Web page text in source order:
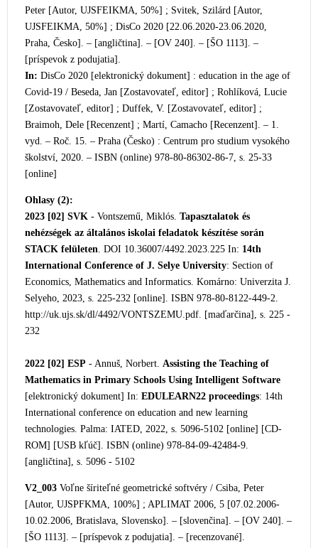
Peter [Autor, UJSFEIKMA, 50%] ; Svitek, Szilárd [Autor,
UJSFEIKMA, 50%] ; DisCo 2020 [22.06.2020-23.06.2020,
Praha, Česko]. – [angličtina]. – [OV 240]. – [ŠO 1113]. –
[príspevok z podujatia].
In: DisCo 2020 [elektronický dokument] : education in the age of
Covid-19 / Beseda, Jan [Zostavovateľ, editor] ; Rohlíková, Lucie
[Zostavovateľ, editor] ; Duffek, V. [Zostavovateľ, editor] ;
Braimoh, Dele [Recenzent] ; Martí, Camacho [Recenzent]. – 1.
vyd. – Roč. 15. – Praha (Česko) : Centrum pro studium vysokého
školství, 2020. – ISBN (online) 978-80-86302-86-7, s. 25-33
[online]
Ohlasy (2):
2023 [02] SVK - Vontszemű, Miklós. Tapasztalatok és
nehézségek az általános iskolai feladatok készítése során
STACK felületen. DOI 10.36007/4492.2023.225 In: 14th
International Conference of J. Selye University: Section of
Economics, Mathematics and Informatics. Komárno: Univerzita J.
Selyeho, 2023, s. 225-232 [online]. ISBN 978-80-8122-449-2.
http://uk.ujs.sk/dl/4492/VONTSZEMU.pdf. [maďarčina], s. 225 -
232
2022 [02] ESP - Annuš, Norbert. Assisting the Teaching of
Mathematics in Primary Schools Using Intelligent Software
[elektronický dokument] In: EDULEARN22 proceedings: 14th
International conference on education and new learning
technologies. Palma: IATED, 2022, s. 5096-5102 [online] [CD-
ROM] [USB kľúč]. ISBN (online) 978-84-09-42484-9.
[angličtina], s. 5096 - 5102
V2_003 Voľne šíriteľné geometrické softvéry / Csiba, Peter
[Autor, UJSPFKMA, 100%] ; APLIMAT 2006, 5 [07.02.2006-
10.02.2006, Bratislava, Slovensko]. – [slovenčina]. – [OV 240]. –
[ŠO 1113]. – [príspevok z podujatia]. – [recenzované].